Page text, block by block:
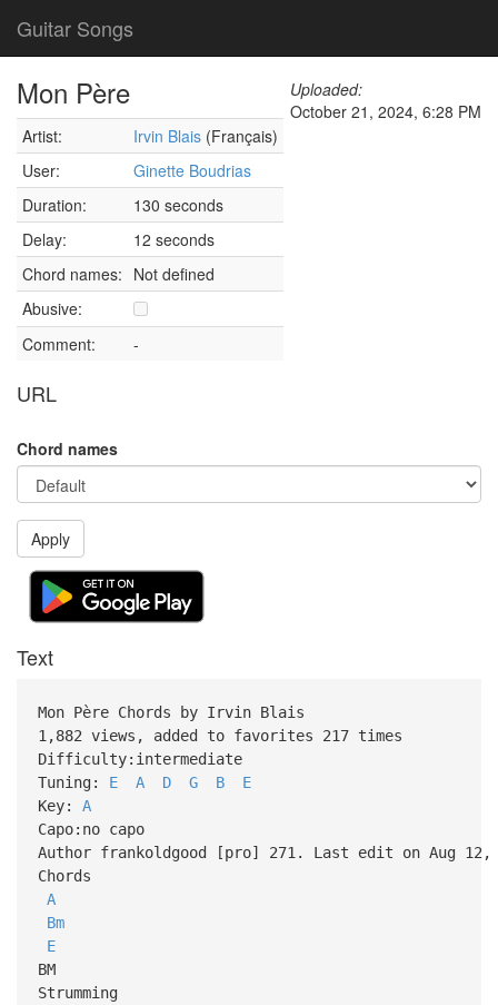
Guitar Songs
Mon Père
Artist: Irvin Blais (Français)
User:
Ginette Boudrias
Duration:
130 seconds
Delay:
12 seconds
Chord names: Not defined
Abusive:
Comment:
-
URL
Uploaded:
October 21, 2024, 6:28 PM
Chord names
Apply
Text
Mon Père Chords by Irvin Blais
1,882 views, added to favorites 217 times
Difficulty:intermediate
Tuning: E A D G B
E
Key: A
Capo:no capo
Author frankoldgood [pro] 271. Last edit on Aug 12,
Chords
A
Bm
E
BM
Strumming